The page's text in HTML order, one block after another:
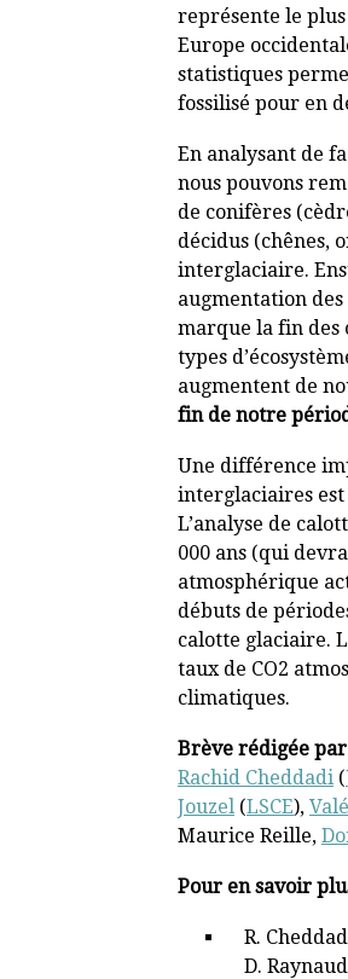
représente le
Europe
statistiques
fossilisé pour en
En analysant de
nous pouvons
de conifères
décidus (chênes,
interglaciaire.
augmentation
marque la fin des
types
augmentent de
fin de notre
Une différence
interglaciaires est
L’analyse de
000 ans (qui
atmosphérique
débuts de
calotte glaciaire.
taux de CO2
climatiques.
Brève rédigée par
Rachid Cheddadi (
Jouzel (LSCE),
Maurice Reille,
Pour en savoir
R.
D.